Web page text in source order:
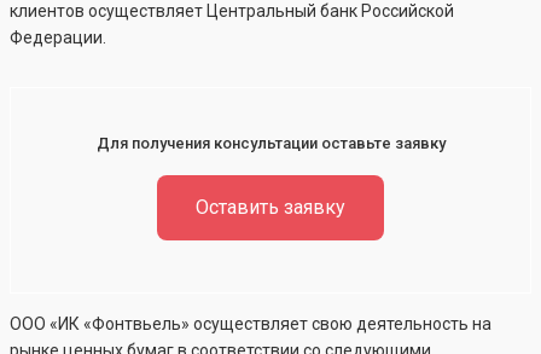
клиентов осуществляет Центральный банк Российской
Федерации.
Для получения консультации оставьте заявку
Оставить заявку
ООО «ИК «Фонтвьель» осуществляет свою деятельность на